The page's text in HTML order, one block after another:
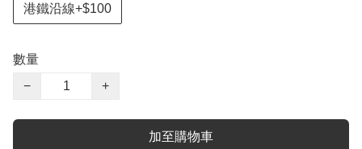
港鐵沿線+$100
數量
−
+
加至購物車